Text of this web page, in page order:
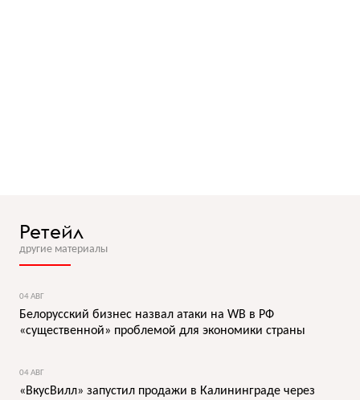
Ретейл
другие материалы
04 АВГ
Белорусский бизнес назвал атаки на WB в РФ
«существенной» проблемой для экономики страны
04 АВГ
«ВкусВилл» запустил продажи в Калининграде через